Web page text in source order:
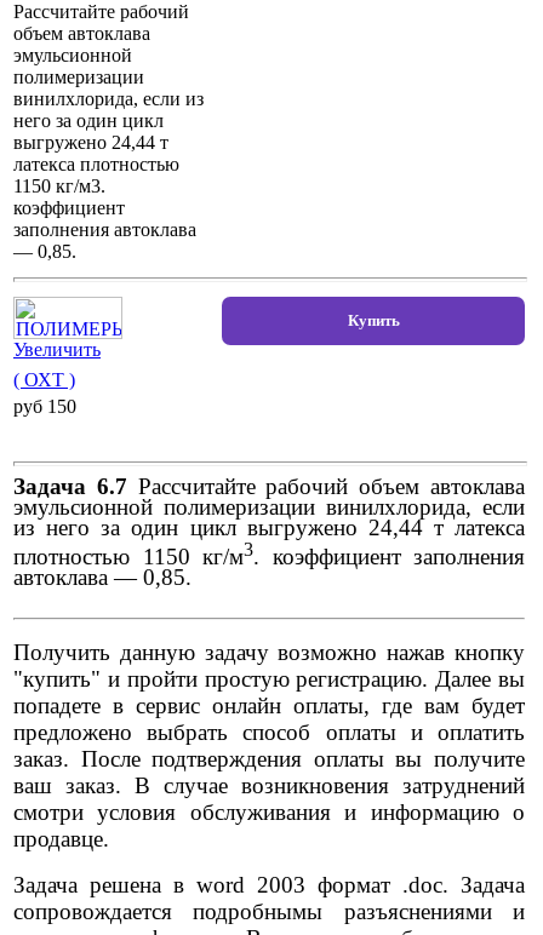
Рассчитайте рабочий
объем автоклава
эмульсионной
полимеризации
винилхлорида, если из
него за один цикл
выгружено 24,44 т
латекса плотностью
1150 кг/м3.
коэффициент
заполнения автоклава
— 0,85.
Увеличить
( ОХТ )
pуб 150
Задача 6.7 Рассчитайте рабочий объем автоклава
эмульсионной полимеризации винилхлорида, если
из него за один цикл выгружено 24,44 т латекса
плотностью 1150 кг/м3. коэффициент заполнения
автоклава — 0,85.
Получить данную задачу возможно нажав кнопку
"купить" и пройти простую регистрацию. Далее вы
попадете в сервис онлайн оплаты, где вам будет
предложено выбрать способ оплаты и оплатить
заказ. После подтверждения оплаты вы получите
ваш заказ. В случае возникновения затруднений
смотри условия обслуживания и информацию о
продавце.
Задача решена в word 2003 формат .doc. Задача
сопровождается подробнымы разъяснениями и